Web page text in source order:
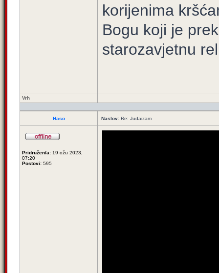
korijenima
Bogu koji je
starozavjetnu
Vrh
Haso Naslov: Re: Judaizam
Pridružen/a: 19 ožu 2023,
07:20
Postovi: 595